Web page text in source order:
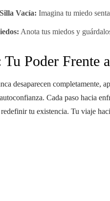
Vacía: Imagina tu miedo
Anota tus miedos y
Tu Poder Frente
desaparecen completamente,
Cada paso hacia
tu existencia. Tu viaje